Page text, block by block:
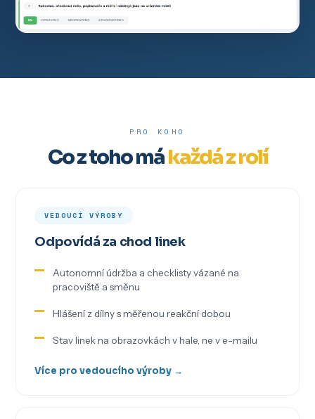
PRO KOHO
Co z toho mákaždá z rolí
VEDOUCÍ VÝROBY
Odpovídá za chod linek
Autonomní údržba a checklisty vázané na
pracoviště a směnu
Hlášení z dílny s měřenou reakční dobou
Stav linek na obrazovkách v hale, ne v e-mailu
Více pro vedoucího výroby →